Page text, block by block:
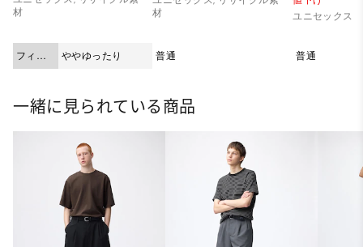
材
フィッ
ト
ややゆったり
材
普通
ユニセックス
普通
一緒に見られている商品